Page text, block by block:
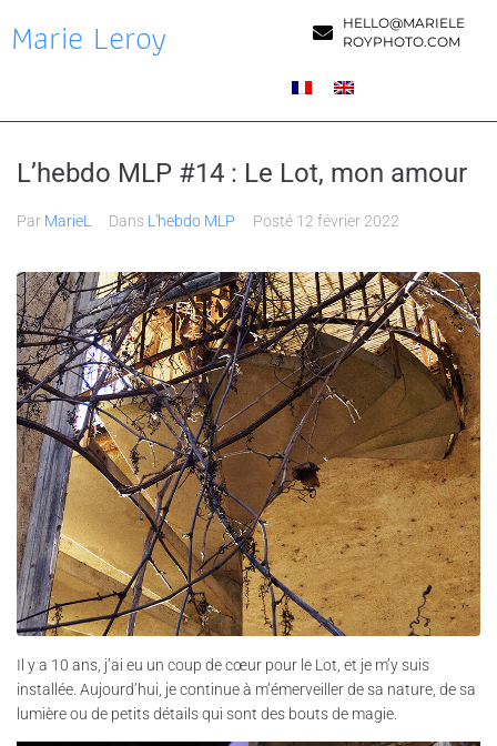
Marie Leroy
HELLO@MARIELE
ROYPHOTO.COM
L’hebdo MLP #14 : Le Lot, mon amour
Par MarieL Dans L'hebdo MLP Posté 12 février 2022
Il y a 10 ans, j’ai eu un coup de cœur pour le Lot, et je m’y suis
installée. Aujourd’hui, je continue à m’émerveiller de sa nature, de sa
lumière ou de petits détails qui sont des bouts de magie.